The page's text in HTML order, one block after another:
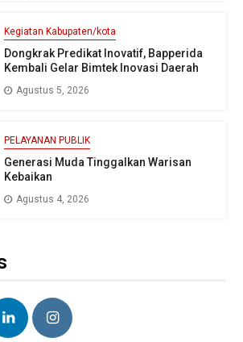
Kegiatan Kabupaten/kota
Dongkrak Predikat Inovatif, Bapperida
Kembali Gelar Bimtek Inovasi Daerah
Agustus 5, 2026
PELAYANAN PUBLIK
Generasi Muda Tinggalkan Warisan
Kebaikan
Agustus 4, 2026